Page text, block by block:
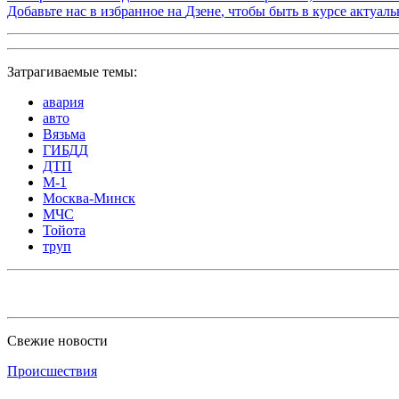
Добавьте нас в избранное на Дзене, чтобы быть в курсе
Затрагиваемые темы:
авария
авто
Вязьма
ГИБДД
ДТП
М-1
Москва-Минск
МЧС
Тойота
труп
Свежие новости
Происшествия